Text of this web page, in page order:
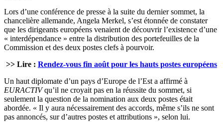
Lors d’une conférence de presse à la suite du dernier sommet, la
chancelière allemande, Angela Merkel, s’est étonnée de constater
que les dirigeants européens venaient de découvrir l’existence d’une
« interdépendance » entre la distribution des portefeuilles de la
Commission et des deux postes clefs à pourvoir.
>> Lire : Rendez-vous fin août pour les hauts postes européens
Un haut diplomate d’un pays d’Europe de l’Est a affirmé à
EURACTIVqu’il ne croyait pas en la réussite du sommet, si
seulement la question de la nomination aux deux postes était
abordée. « Il y aura nécessairement des accords, même s’ils ne sont
pas annoncés, sur d’autres postes et attributions », selon lui.